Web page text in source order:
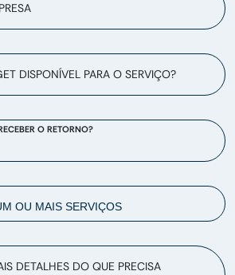
DISPONÍVEL PARA O SERVIÇO?
O RETORNO?
DETALHES DO QUE PRECISA